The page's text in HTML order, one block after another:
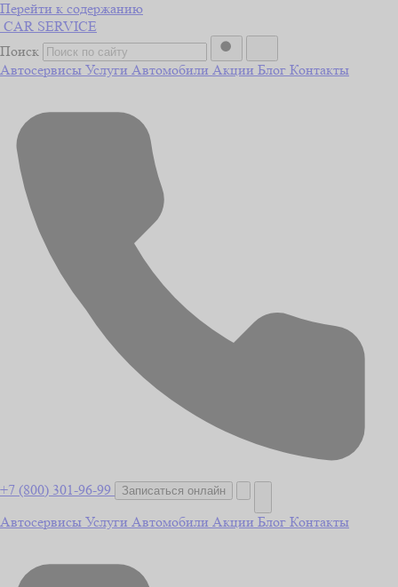
Перейти к содержанию
CAR SERVICE
Поиск
Автосервисы Услуги Автомобили Акции Блог Контакты
+7 (800) 301-96-99 Записаться онлайн
Автосервисы Услуги Автомобили Акции Блог Контакты